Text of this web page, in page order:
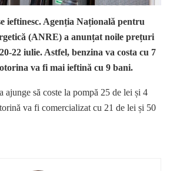
ieftinesc. Agenția Națională pentru
(ANRE) a anunțat noile prețuri
22 iulie. Astfel, benzina va costa cu 7
va fi mai ieftină cu 9 bani.
ajunge să coste la pompă 25 de lei și 4
va fi comercializat cu 21 de lei și 50